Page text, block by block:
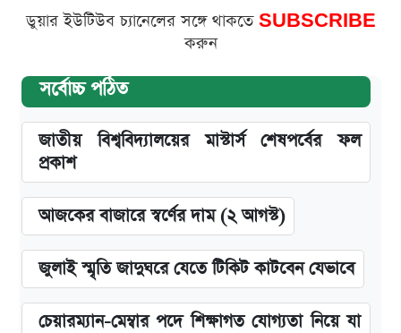
ডুয়ার ইউটিউব চ্যানেলের সঙ্গে থাকতে SUBSCRIBE
করুন
সর্বোচ্চ পঠিত
জাতীয় বিশ্ববিদ্যালয়ের মাস্টার্স শেষপর্বের ফল
প্রকাশ
আজকের বাজারে স্বর্ণের দাম (২ আগস্ট)
জুলাই স্মৃতি জাদুঘরে যেতে টিকিট কাটবেন যেভাবে
চেয়ারম্যান-মেম্বার পদে শিক্ষাগত যোগ্যতা নিয়ে যা